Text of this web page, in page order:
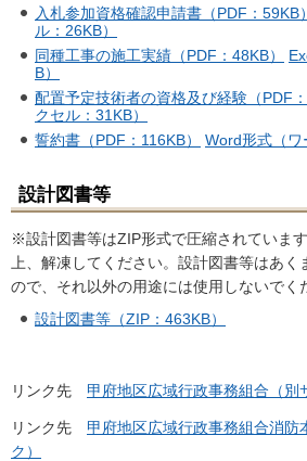
入札参加資格確認申請書（PDF：59KB）
ル：26KB）
同種工事の施工実績（PDF：48KB）
B）
配置予定技術者の資格及び経験（PDF：
クセル：31KB）
誓約書（PDF：116KB）
Word形式（ワ
設計図書等
※設計図書等はZIP形式で圧縮されていま
上、解凍してください。設計図書等はあ
ので、それ以外の用途には使用しないでく
設計図書等（ZIP：463KB）
リンク先 甲府地区広域行政事務組合（別
リンク先 甲府地区広域行政事務組合消防
ク）